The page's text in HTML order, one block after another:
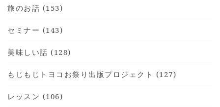
旅のお話 (153)
セミナー (143)
美味しい話 (128)
もじもじトヨコお祭り出版プロジェクト (127)
レッスン (106)